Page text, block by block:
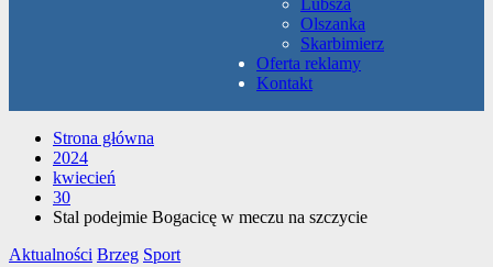
Lubsza
Olszanka
Skarbimierz
Oferta reklamy
Kontakt
Strona główna
2024
kwiecień
30
Stal podejmie Bogacicę w meczu na szczycie
Aktualności Brzeg Sport